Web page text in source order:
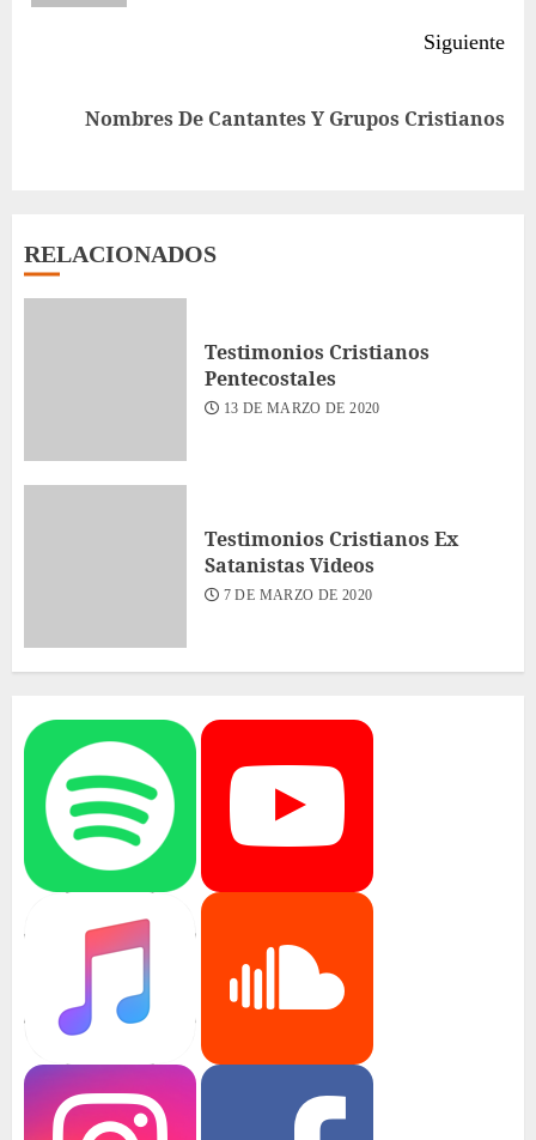
Siguiente
SiguienteNombres De Cantantes Y Grupos Cristianos
RELACIONADOS
Testimonios Cristianos
Pentecostales
13 DE MARZO DE 2020
Testimonios Cristianos Ex
Satanistas Videos
7 DE MARZO DE 2020